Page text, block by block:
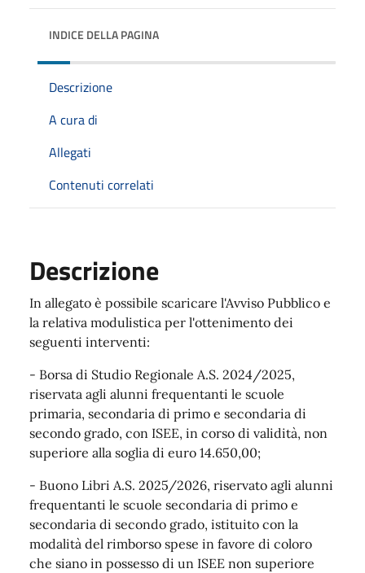
INDICE DELLA PAGINA
Descrizione
A cura di
Allegati
Contenuti correlati
Descrizione
In allegato è possibile scaricare l'Avviso Pubblico e
la relativa modulistica per l'ottenimento dei
seguenti interventi:
- Borsa di Studio Regionale A.S. 2024/2025,
riservata agli alunni frequentanti le scuole
primaria, secondaria di primo e secondaria di
secondo grado, con ISEE, in corso di validità, non
superiore alla soglia di euro 14.650,00;
- Buono Libri A.S. 2025/2026, riservato agli alunni
frequentanti le scuole secondaria di primo e
secondaria di secondo grado, istituito con la
modalità del rimborso spese in favore di coloro
che siano in possesso di un ISEE non superiore